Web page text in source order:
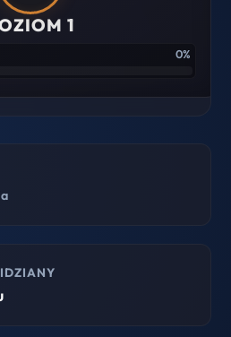
1
0%